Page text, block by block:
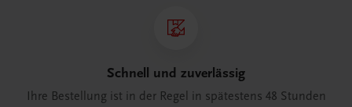
Schnell und zuverlässig
Ihre Bestellung ist in der Regel in spätestens 48 Stunden